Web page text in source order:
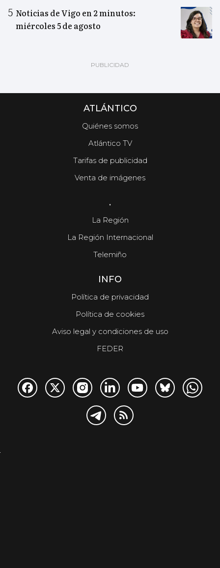
Noticias de Vigo en 2 minutos:
miércoles 5 de agosto
ATLÁNTICO
Quiénes somos
Atlántico TV
Tarifas de publicidad
Venta de imágenes
.
La Región
La Región Internacional
Telemiño
INFO
Política de privacidad
Política de cookies
Aviso legal y condiciones de uso
FEDER